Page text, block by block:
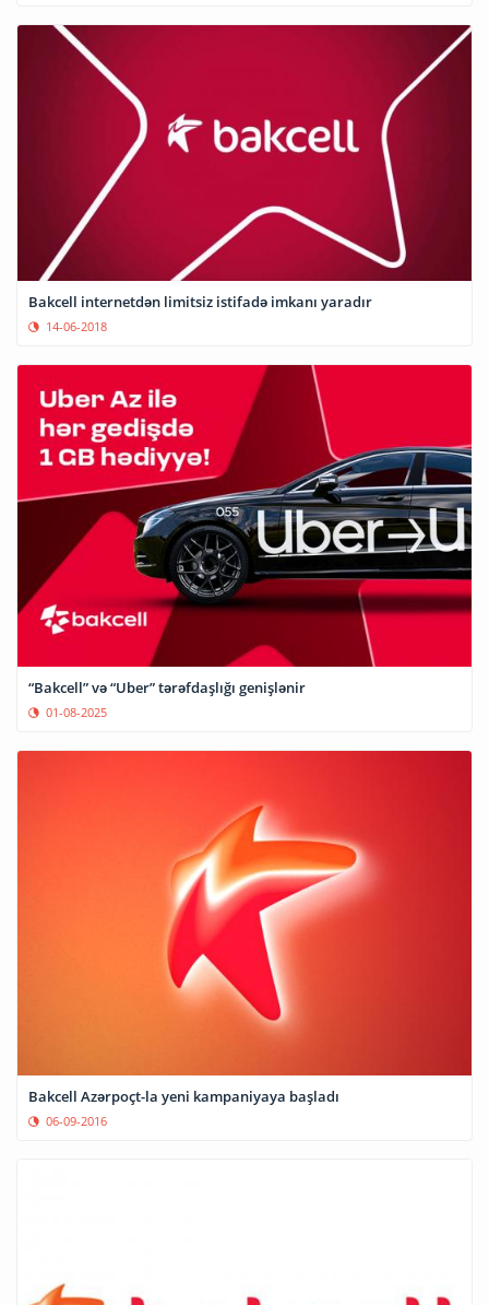
Bakcell internetdən limitsiz istifadə imkanı yaradır
14-06-2018
“Bakcell” və “Uber” tərəfdaşlığı genişlənir
01-08-2025
Bakcell Azərpoçt-la yeni kampaniyaya başladı
06-09-2016